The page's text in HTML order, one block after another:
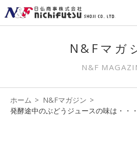
N&Fマガ
N&F
ホーム
N&Fマガジン
発酵途中のぶどうジュースの味は・・・